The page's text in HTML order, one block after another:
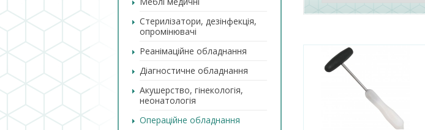
Стерилізатори, дезінфекція,
опромінювачі
Реанімаційне обладнання
Діагностичне обладнання
Акушерство, гінекологія,
неонатологія
Операційне обладнання